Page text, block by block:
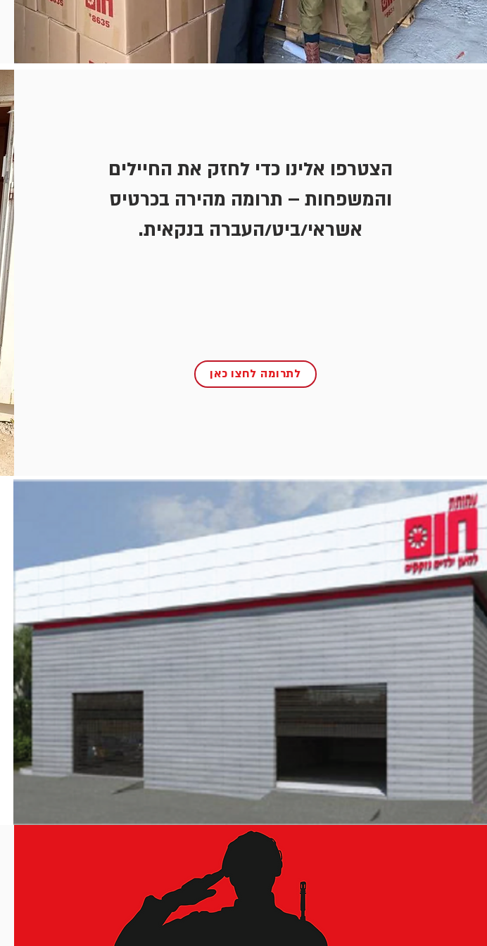
הצטרפו אלינו כדי לחזק את החיילים
והמשפחות – תרומה מהירה בכרטיס
אשראי/ביט/העברה בנקאית.
לתרומה לחצו כאן